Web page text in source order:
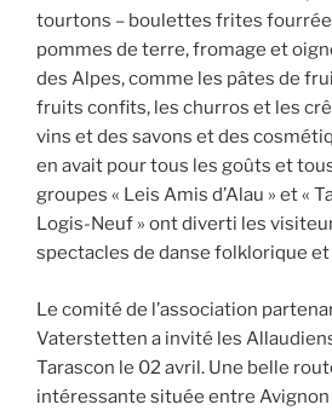
tourtons – boulettes frites
pommes de terre, fromage et
des Alpes, comme les pâtes de
fruits confits, les churros et les
vins et des savons et des
en avait pour tous les goûts et
groupes « Leis Amis d’Alau » et «
Logis-Neuf » ont diverti les
spectacles de danse folklorique
Le comité de l’association
Vaterstetten a invité les
Tarascon le 02 avril. Une belle
intéressante située entre